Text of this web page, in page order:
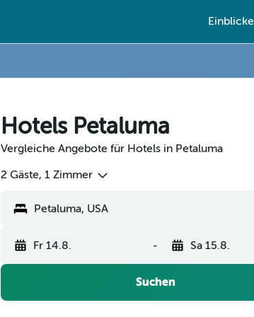
Einblicke
Hotels Petaluma
Vergleiche Angebote für Hotels in Petaluma
2 Gäste, 1 Zimmer
Fr 14.8. - Sa 15.8.
Suchen